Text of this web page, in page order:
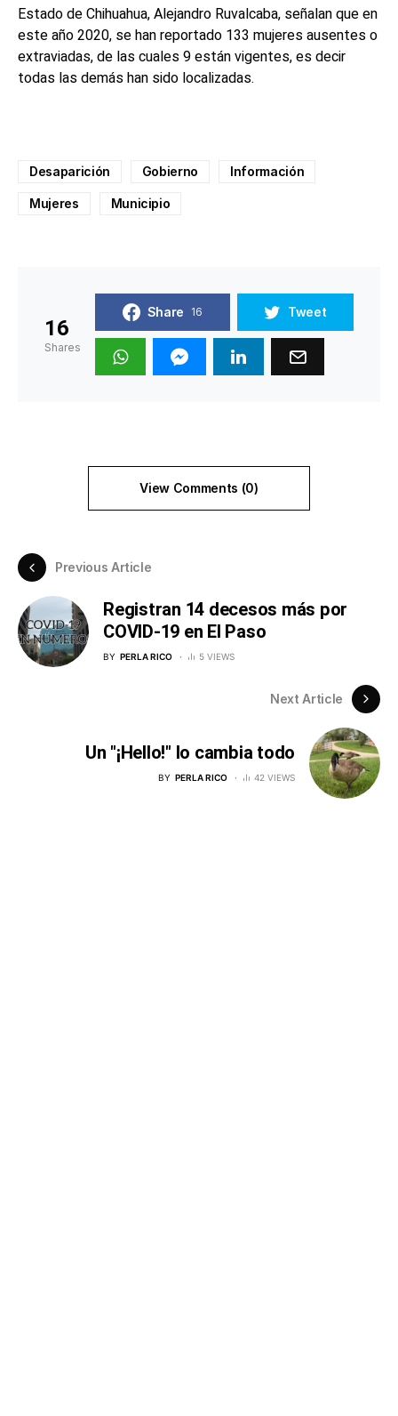
Estado de Chihuahua, Alejandro Ruvalcaba, señalan que en
este año 2020, se han reportado 133 mujeres ausentes o
extraviadas, de las cuales 9 están vigentes, es decir
todas las demás han sido localizadas.
Desaparición Gobierno Información
Mujeres Municipio
16
Shares
Share 16 Tweet
View Comments (0)
Previous Article
Registran 14 decesos más por
COVID-19 en El Paso
BY PERLA RICO 5 VIEWS
Next Article
Un "¡Hello!" lo cambia todo
BY PERLA RICO 42 VIEWS